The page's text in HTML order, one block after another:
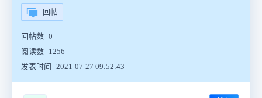
回帖
回帖数 0
阅读数 1256
发表时间
2021-07-27 09:52:43